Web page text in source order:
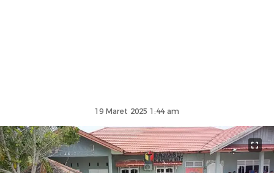
19 Maret 2025 1:44 am